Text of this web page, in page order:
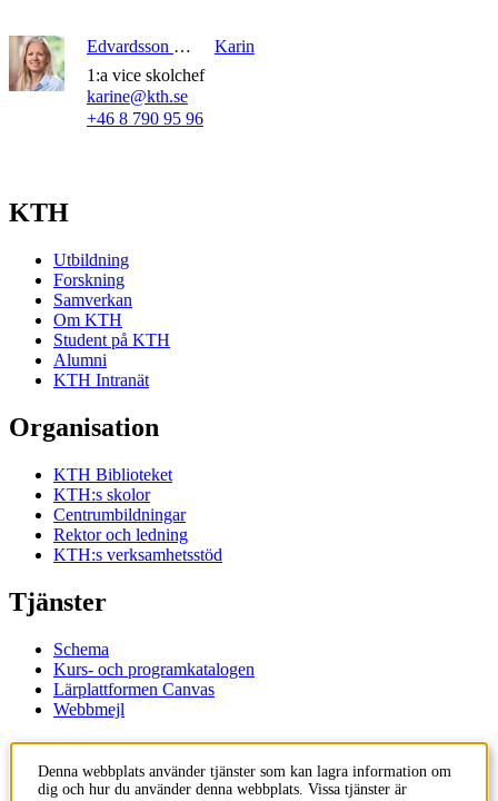
Edvardsson Björnberg
Karin
1:a vice skolchef
karine@kth.se
+46 8 790 95 96
KTH
Utbildning
Forskning
Samverkan
Om KTH
Student på KTH
Alumni
KTH Intranät
Organisation
KTH Biblioteket
KTH:s skolor
Centrumbildningar
Rektor och ledning
KTH:s verksamhetsstöd
Tjänster
Schema
Kurs- och programkatalogen
Lärplattformen Canvas
Webbmejl
Kontakt
Denna webbplats använder tjänster som kan lagra information om
dig och hur du använder denna webbplats. Vissa tjänster är